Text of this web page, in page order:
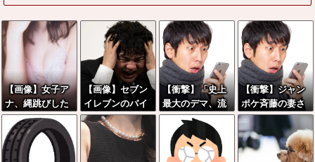
【画像】女子ア
ナ、縄跳びした
らお乳も二重跳
びしてしまうww
w
【画像】セブン
イレブンのバイ
ト「AIにちいか
わの画像を食わ
せてっと………
できた！」→と
【衝撃】「史上
最大のデマ、流
言飛語」と聞い
て思いつくの
は？→大体一致
する件w w w w
【衝撃】ジャン
ポケ斉藤の妻さ
ん、夫の求刑7年
翌日にInstagra
m更新しSNS民
をザワつかせて